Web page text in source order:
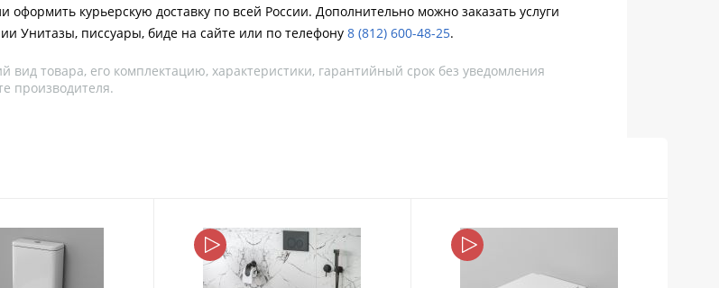
оформить курьерскую доставку по всей России. Дополнительно можно заказать услуги
Унитазы, писсуары, биде на сайте или по телефону 8 (812) 600-48-25.
товара, его комплектацию, характеристики, гарантийный срок без уведомления
производителя.